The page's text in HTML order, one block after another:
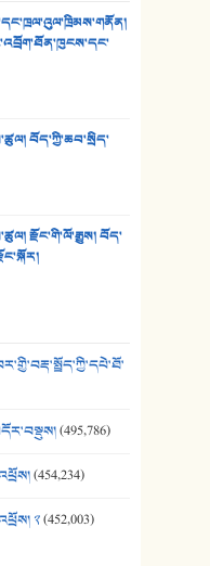
- ཟླ་སྒྲོན།
ཟླ་སྒྲོན།
བོད་ཀྱི་ཆབ་སྲིད་
རྫོང་གི་ལོ་རྒྱུས། བོད་
(495,786)
(454,234)
༢(452,003)